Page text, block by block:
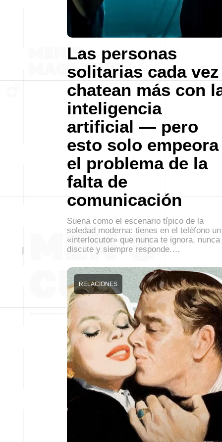
Las personas
solitarias cada vez
chatean más con
inteligencia
artificial — pero
esto solo empeora
el problema de la
falta de
comunicación
Suena como el escenario típico de la
soledad moderna: tienes en el teléfono un
«interlocutor» que nunca te ignora, nunca
discute y siempre responde.…
RELACIONES